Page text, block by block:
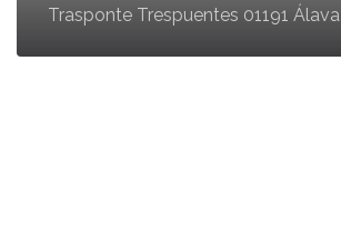
Trasponte Trespuentes 01191 Álava